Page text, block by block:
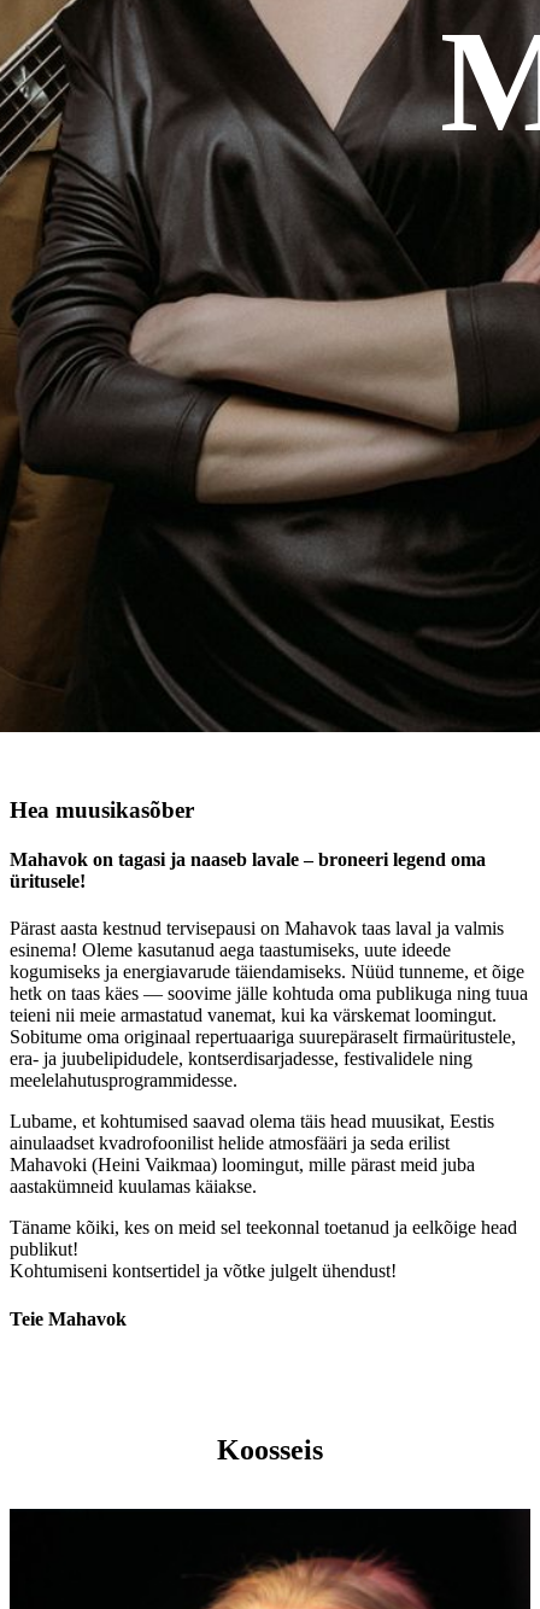
Hea muusikasõber
Mahavok on tagasi ja naaseb lavale – broneeri legend oma
üritusele!
Pärast aasta kestnud tervisepausi on Mahavok taas laval ja valmis
esinema! Oleme kasutanud aega taastumiseks, uute ideede
kogumiseks ja energiavarude täiendamiseks. Nüüd tunneme, et õige
hetk on taas käes — soovime jälle kohtuda oma publikuga ning tuua
teieni nii meie armastatud vanemat, kui ka värskemat loomingut.
Sobitume oma originaal repertuaariga suurepäraselt firmaüritustele,
era- ja juubelipidudele, kontserdisarjadesse, festivalidele ning
meelelahutusprogrammidesse.
Lubame, et kohtumised saavad olema täis head muusikat, Eestis
ainulaadset kvadrofoonilist helide atmosfääri ja seda erilist
Mahavoki (Heini Vaikmaa) loomingut, mille pärast meid juba
aastakümneid kuulamas käiakse.
Täname kõiki, kes on meid sel teekonnal toetanud ja eelkõige head
publikut!
Kohtumiseni kontsertidel ja võtke julgelt ühendust!
Teie Mahavok
Koosseis